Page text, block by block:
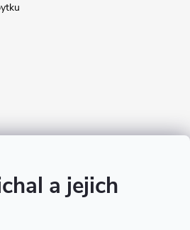
a jejich